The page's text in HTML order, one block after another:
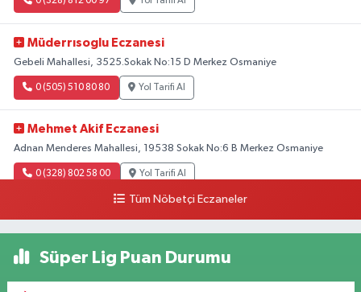
Müderrısoglu Eczanesi
Gebeli Mahallesi, 3525.Sokak No:15 D Merkez Osmaniye
0 (505) 510 80 80 Yol Tarifi Al
Mehmet Akif Eczanesi
Adnan Menderes Mahallesi, 19538 Sokak No:6 B Merkez Osmaniye
0 (328) 802 58 00 Yol Tarifi Al
Tüm Nöbetçi Eczaneler
Süper Lig Puan Durumu